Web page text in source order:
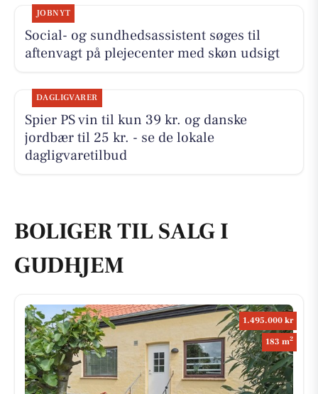
JOBNYT
Social- og sundhedsassistent søges til
aftenvagt på plejecenter med skøn udsigt
DAGLIGVARER
Spier PS vin til kun 39 kr. og danske
jordbær til 25 kr. - se de lokale
dagligvaretilbud
BOLIGER TIL SALG I
GUDHJEM
1.495.000 kr
183 m2